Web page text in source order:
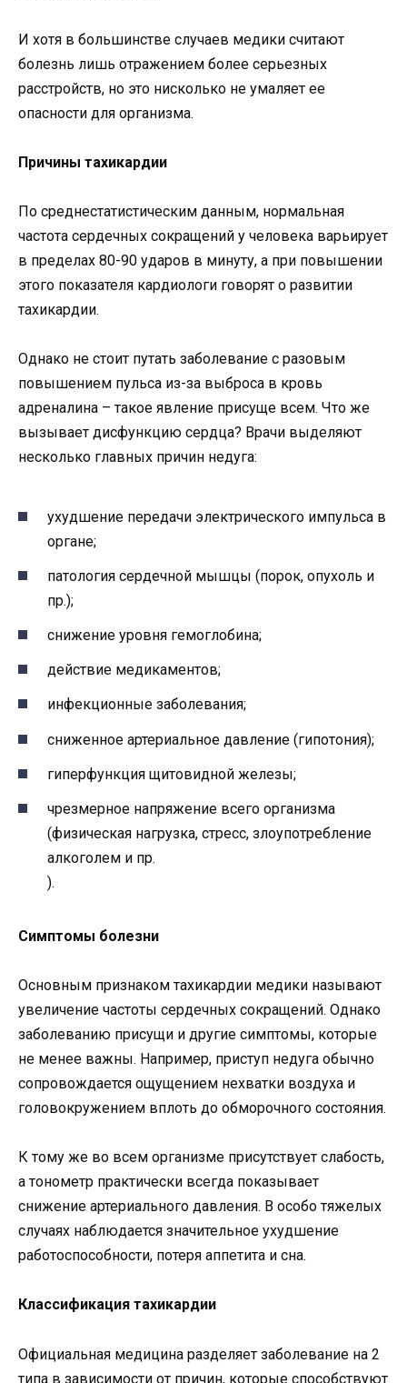
И хотя в большинстве случаев медики считают
болезнь лишь отражением более серьезных
расстройств, но это нисколько не умаляет ее
опасности для организма.
Причины тахикардии
По среднестатистическим данным, нормальная
частота сердечных сокращений у человека варьирует
в пределах 80-90 ударов в минуту, а при повышении
этого показателя кардиологи говорят о развитии
тахикардии.
Однако не стоит путать заболевание с разовым
повышением пульса из-за выброса в кровь
адреналина – такое явление присуще всем. Что же
вызывает дисфункцию сердца? Врачи выделяют
несколько главных причин недуга:
ухудшение передачи электрического импульса в
органе;
патология сердечной мышцы (порок, опухоль и
пр.);
снижение уровня гемоглобина;
действие медикаментов;
инфекционные заболевания;
сниженное артериальное давление (гипотония);
гиперфункция щитовидной железы;
чрезмерное напряжение всего организма
(физическая нагрузка, стресс, злоупотребление
алкоголем и пр.
).
Симптомы болезни
Основным признаком тахикардии медики называют
увеличение частоты сердечных сокращений. Однако
заболеванию присущи и другие симптомы, которые
не менее важны. Например, приступ недуга обычно
сопровождается ощущением нехватки воздуха и
головокружением вплоть до обморочного состояния.
К тому же во всем организме присутствует слабость,
а тонометр практически всегда показывает
снижение артериального давления. В особо тяжелых
случаях наблюдается значительное ухудшение
работоспособности, потеря аппетита и сна.
Классификация тахикардии
Официальная медицина разделяет заболевание на 2
типа в зависимости от причин, которые способствуют